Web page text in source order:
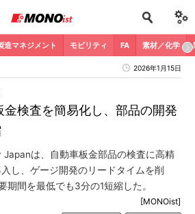
造マネジメント モビリティ FA 素材／化学
2026年1月15日
検査を簡易化し、部品の開発
は、自動車板金部品の検査に高精
し、ゲージ開発のリードタイムを削
期間を最低でも3分の1短縮した。
[MONOist]